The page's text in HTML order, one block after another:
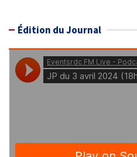
Édition du Journal